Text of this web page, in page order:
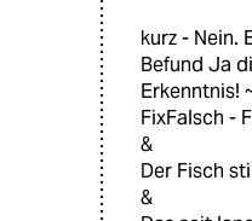
kurz - Nein.
Befund Ja
Erkenntnis!
FixFalsch -
&
Der Fisch
&